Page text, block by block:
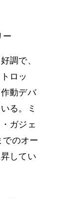
ー
調で、
ロッ
動デバ
る。ミ
ガジェ
でのオー
してい